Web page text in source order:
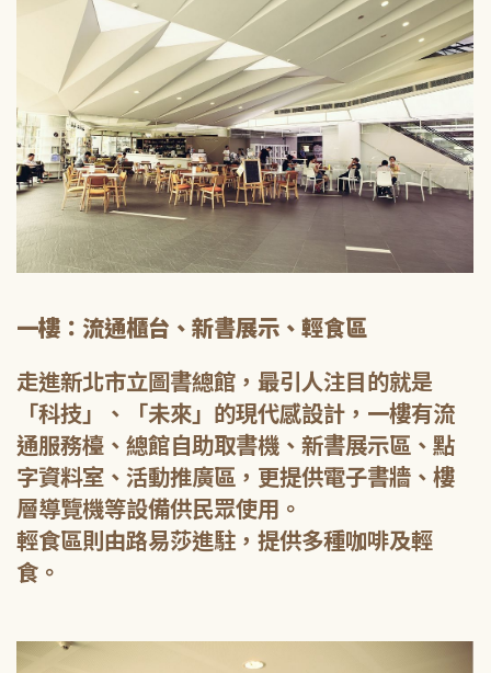
一樓：流通櫃台、新書展示、輕食區
走進新北市立圖書總館，最引人注目的就是
「科技」、「未來」的現代感設計，一樓有流
通服務檯、總館自助取書機、新書展示區、點
字資料室、活動推廣區，更提供電子書牆、樓
層導覽機等設備供民眾使用。
輕食區則由路易莎進駐，提供多種咖啡及輕
食。